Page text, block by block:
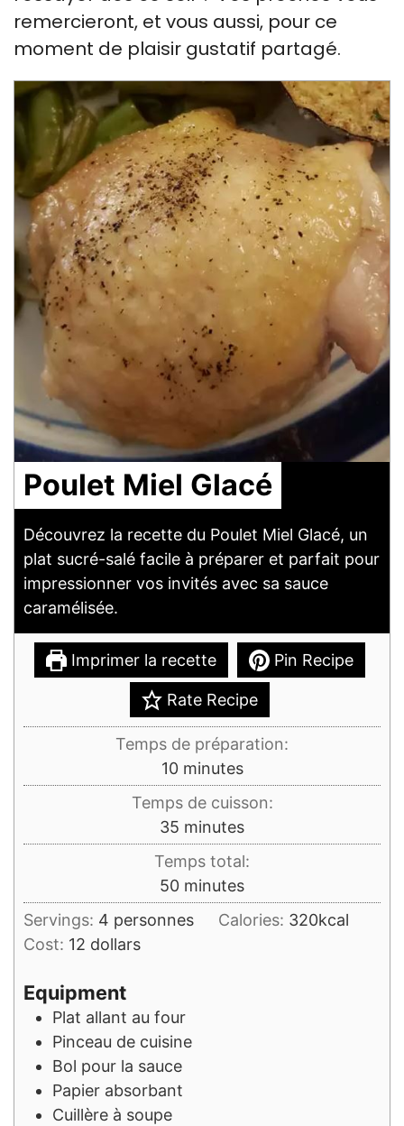
remercieront, et vous aussi, pour ce
moment de plaisir gustatif partagé.
Poulet Miel Glacé
Découvrez la recette du Poulet Miel Glacé, un
plat sucré-salé facile à préparer et parfait pour
impressionner vos invités avec sa sauce
caramélisée.
Imprimer la recette Pin Recipe
Rate Recipe
Temps de préparation:
10minutes
minutes
Temps de cuisson:
35 minutes
minutes
Temps total:
50minutes
minutes
Servings: 4 personnes Calories: 320kcal
Cost: 12 dollars
Equipment
Plat allant au four
Pinceau de cuisine
Bol pour la sauce
Papier absorbant
Cuillère à soupe